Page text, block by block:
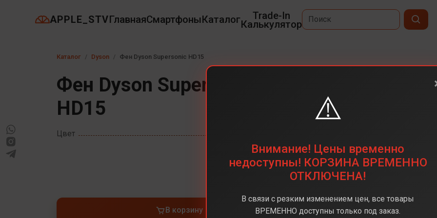
APPLE_STVГлавнаяСмартфоныКаталог Trade-In
Калькулятор
Каталог Dyson Фен Dyson Supersonic HD15
Фен Dyson Supersonic
HD15
Цвет
Под заказ
В корзину
⚠️
Внимание! Цены временно
недоступны! КОРЗИНА ВРЕМЕННО
ОТКЛЮЧЕНА!
В связи с резким изменением цен, все товары
ВРЕМЕННО доступны только под заказ.